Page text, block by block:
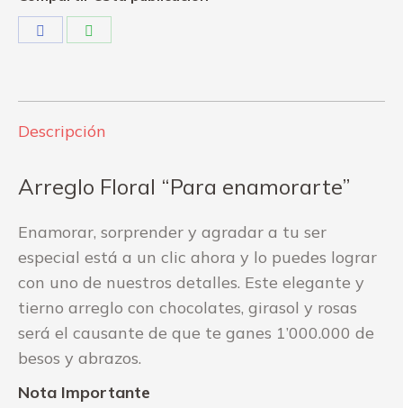
Descripción
Arreglo Floral “Para enamorarte”
Enamorar, sorprender y agradar a tu ser
especial está a un clic ahora y lo puedes lograr
con uno de nuestros detalles. Este elegante y
tierno arreglo con chocolates, girasol y rosas
será el causante de que te ganes 1’000.000 de
besos y abrazos.
Nota Importante